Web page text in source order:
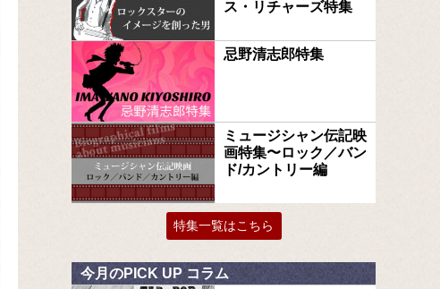
ス・リチャーズ特集
忌野清志郎特集
ミュージシャン伝記映
画特集〜ロック／バン
ド/カントリー編
特集一覧はこちら
今月のPICK UP コラム